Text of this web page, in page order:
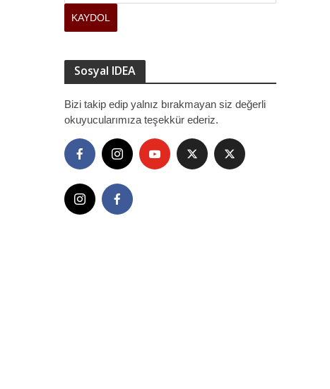
Sosyal IDEA
Bizi takip edip yalnız bırakmayan siz değerli
okuyucularımıza teşekkür ederiz.